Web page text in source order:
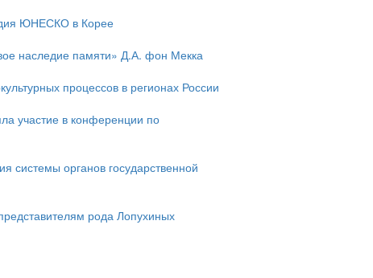
ЮНЕСКО в Корее
наследие памяти» Д.А. фон Мекка
процессов в регионах России
участие в конференции по
системы органов государственной
рода Лопухиных